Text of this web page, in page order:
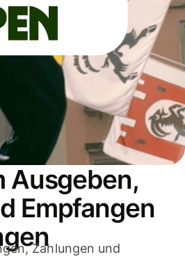
Ausgeben,
Empfangen
Zahlungen und